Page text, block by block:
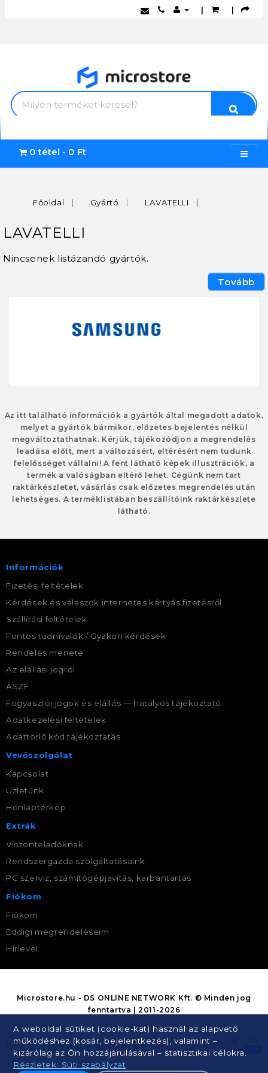
| |
0 tétel - 0 Ft
Főoldal Gyártó LAVATELLI
LAVATELLI
Nincsenek listázandó gyártók.
Tovább
Az itt található információk a gyártók által megadott adatok,
melyet a gyártók bármikor, előzetes bejelentés nélkül
megváltoztathatnak. Kérjük, tájékozódjon a megrendelés
leadása előtt, mert a változásért, eltérésért nem tudunk
felelősséget vállalni! A fent látható képek illusztrációk, a
termék a valóságban eltérő lehet. Cégünk nem tart
raktárkészletet, vásárlás csak előzetes megrendelés után
lehetséges. A terméklistában beszállítóink raktárkészlete
látható.
Információk
Fizetési feltételek
Kérdések és válaszok internetes kártyás fizetésről
Szállítási feltételek
Fontos tudnivalók / Gyakori kérdések
Rendelés menete
Az elállási jogról
ÁSZF
Fogyasztói jogok és elállás — hatályos tájékoztató
Adatkezelési feltételek
Adattörlő kód tájékoztatás
Vevőszolgálat
Kapcsolat
Üzletünk
Honlaptérkép
Extrák
Viszonteladóknak
Rendszergazda szolgáltatásaink
PC szerviz, számítógépjavítás, karbantartás
Fiókom
Fiókom
Eddigi megrendeléseim
Hírlevél
A weboldal sütiket (cookie-kat) használ az alapvető
működéshez (kosár, bejelentkezés), valamint –
kizárólag az Ön hozzájárulásával – statisztikai célokra.
Részletek: Süti szabályzat
Microstore.hu - DS ONLINE NETWORK Kft. © Minden jog
fenntartva | 2011-2026